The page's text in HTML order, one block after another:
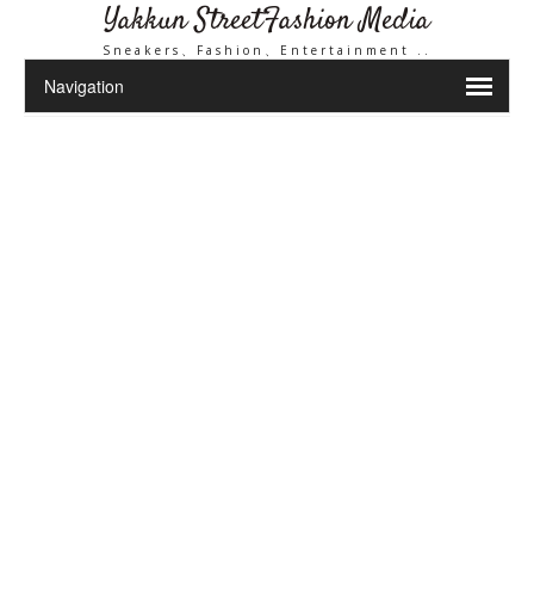
Yakkun StreetFashion Media
Sneakers、Fashion、Entertainment ..